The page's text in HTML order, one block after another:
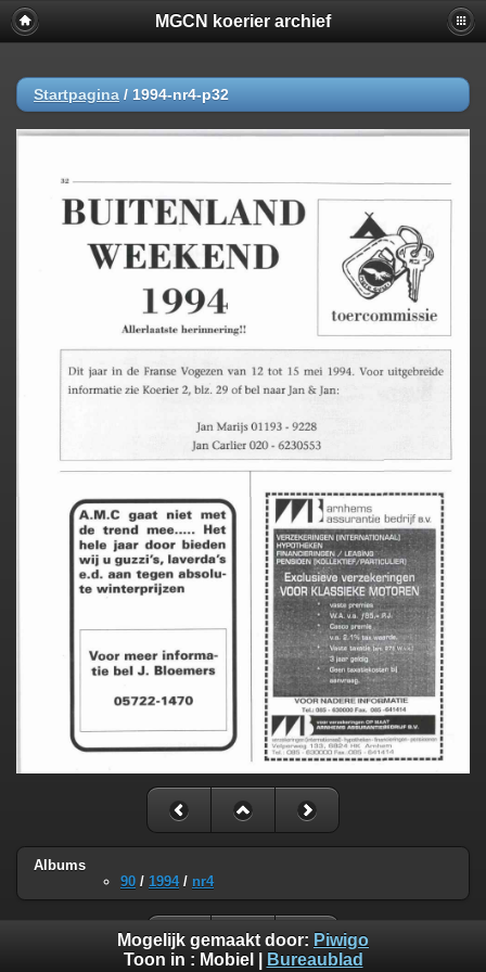
MGCN koerier archief
Startpagina / 1994-nr4-p32
Albums
90 / 1994/ nr4
Mogelijk gemaakt door: Piwigo
Toon in : Mobiel Bureaublad